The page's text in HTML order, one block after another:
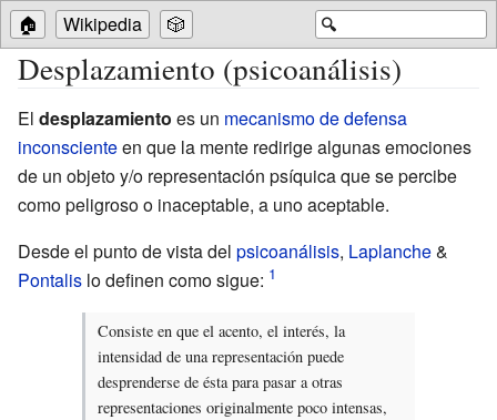
🔍
🏠 Wikipedia 🎲
Desplazamiento (psicoanálisis)
El desplazamiento es un mecanismo de defensa
inconscienteen que la mente redirige algunas emociones
de un objeto y/o representación psíquica que se percibe
como peligroso o inaceptable, a uno aceptable.
Desde el punto de vista del psicoanálisis, Laplanche&
Pontalis lo definen como sigue:
Consiste en que el acento, el interés, la
intensidad de una representación puede
desprenderse de ésta para pasar a otras
representaciones originalmente poco intensas,